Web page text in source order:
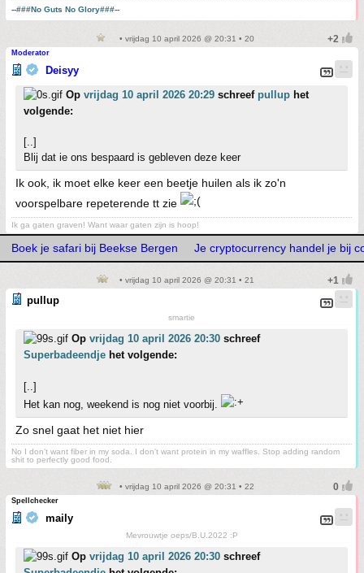
--###No Guts No Glory###--
• vrijdag 10 april 2026 @ 20:31 • 20
Moderator
Deisyy
Op vrijdag 10 april 2026 20:29 schreef pullup het
volgende:
[..]
Blij dat ie ons bespaard is gebleven deze keer
Ik ook, ik moet elke keer een beetje huilen als ik zo'n
voorspelbare repeterende tt zie
Ik ga gaten graven! Want waar gaten zijn is hoop!
Boek je safari bij Beekse Bergen Je cryptocurrency handel je bij
• vrijdag 10 april 2026 @ 20:31 • 21
pullup
smartie
Op vrijdag 10 april 2026 20:30 schreef
Superbadeendje het volgende:
[..]
Het kan nog, weekend is nog niet voorbij.
Zo snel gaat het niet hier
No I don't want fiber in my soda. I don't want protein in my waffles. Stop adding random
shit to perfectly good food.
• vrijdag 10 april 2026 @ 20:31 • 22
Spellchecker
maily
Mevrouwtje oeps/B.U.2022 :P
Op vrijdag 10 april 2026 20:30 schreef